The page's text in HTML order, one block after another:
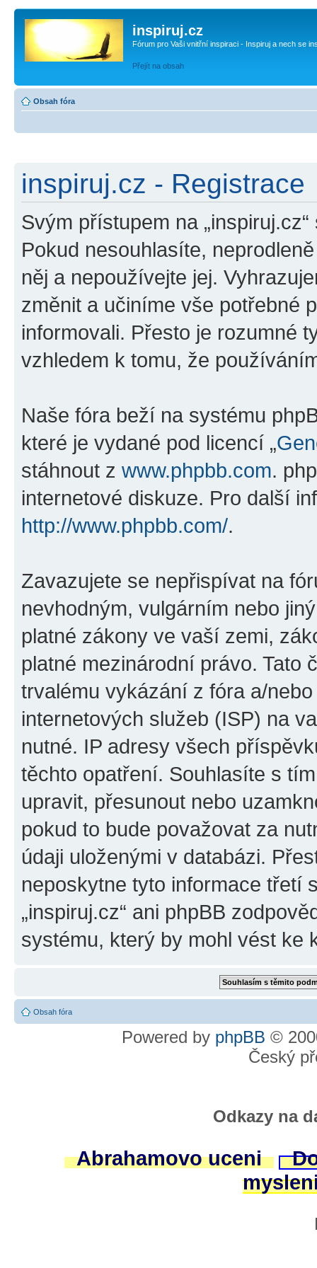
inspiruj.cz
Fórum pro Vaši vnitřní inspiraci - Inspiruj a nech se
Přejít na obsah
Obsah fóra
inspiruj.cz - Registrace
Svým přístupem na
Pokud nesouhlasíte,
něj a nepoužívejte jej.
změnit a učiníme vše potřebné
informovali. Přesto je rozumné
vzhledem k tomu, že
Naše fóra beží na systému
které je vydané pod licencí „
stáhnout z www.phpbb.com.
internetové diskuze. Pro další
http://www.phpbb.com/.
Zavazujete se nepřispívat na
nevhodným, vulgárním nebo
platné zákony ve vaší zemi,
platné mezinárodní právo. Tato
trvalému vykázání z fóra a/
internetových služeb (ISP) na
nutné. IP adresy všech
těchto opatření. Souhlasíte s
upravit, přesunout nebo
pokud to bude považovat za
údaji uloženými v databázi.
neposkytne tyto informace třetí
„inspiruj.cz“ ani phpBB
systému, který by mohl vést ke
Obsah fóra
Powered by phpBB ©
Český
Odkazy na
Abrahamovo uceni